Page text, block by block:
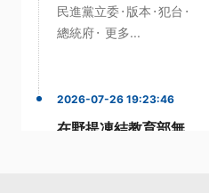
民進黨立委· 版本 ·犯台 ·
總統府· 更多...
2026-07-26 19:23:46
在野提凍結教育部無